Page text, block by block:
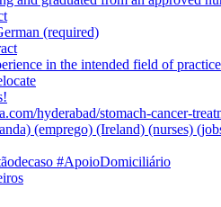
(required)
in the intended field of practice
hyderabad/stomach-cancer-
(emprego) (Ireland) (nurses)
#ApoioDomiciliário